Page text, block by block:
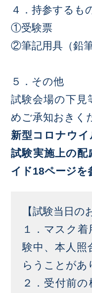
４．持参するも
①受験票
②筆記用具（鉛
５．その他
試験会場の下
めご承知おきく
新型コロナウイ
試験実施上の
イド18ページを
【試験当日の
１．マスク
験中、本人照
らうことがあ
２．受付前